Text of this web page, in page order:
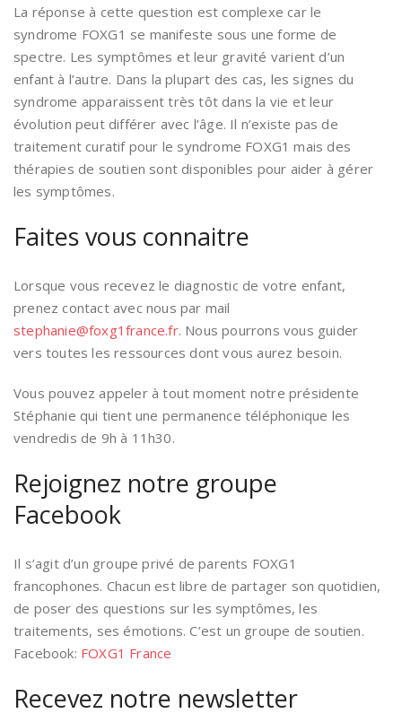
La réponse à cette question est complexe car le
syndrome FOXG1 se manifeste sous une forme de
spectre. Les symptômes et leur gravité varient d’un
enfant à l’autre. Dans la plupart des cas, les signes du
syndrome apparaissent très tôt dans la vie et leur
évolution peut différer avec l’âge. Il n’existe pas de
traitement curatif pour le syndrome FOXG1 mais des
thérapies de soutien sont disponibles pour aider à gérer
les symptômes.
Faites vous connaitre
Lorsque vous recevez le diagnostic de votre enfant,
prenez contact avec nous par mail
stephanie@foxg1france.fr. Nous pourrons vous guider
vers toutes les ressources dont vous aurez besoin.
Vous pouvez appeler à tout moment notre présidente
Stéphanie qui tient une permanence téléphonique les
vendredis de 9h à 11h30.
Rejoignez notre groupe
Facebook
Il s’agit d’un groupe privé de parents FOXG1
francophones. Chacun est libre de partager son quotidien,
de poser des questions sur les symptômes, les
traitements, ses émotions. C’est un groupe de soutien.
Facebook: FOXG1 France
Recevez notre newsletter